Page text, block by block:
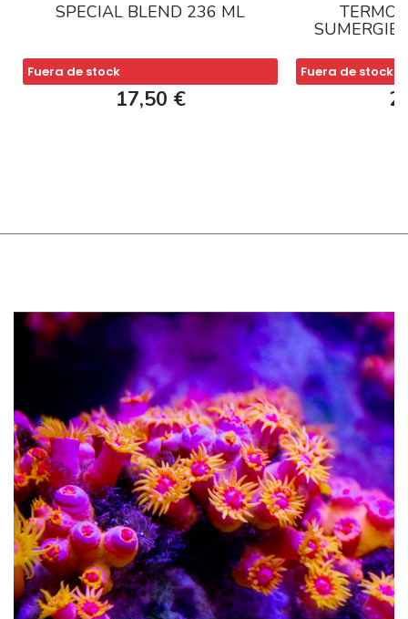
SPECIAL BLEND 236 ML
Fuera de stock
17,50 €
Fuera de stock